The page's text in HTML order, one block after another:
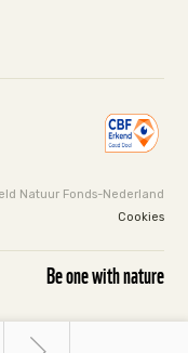
Natuur Fonds-Nederland
Cookies
Be one with nature